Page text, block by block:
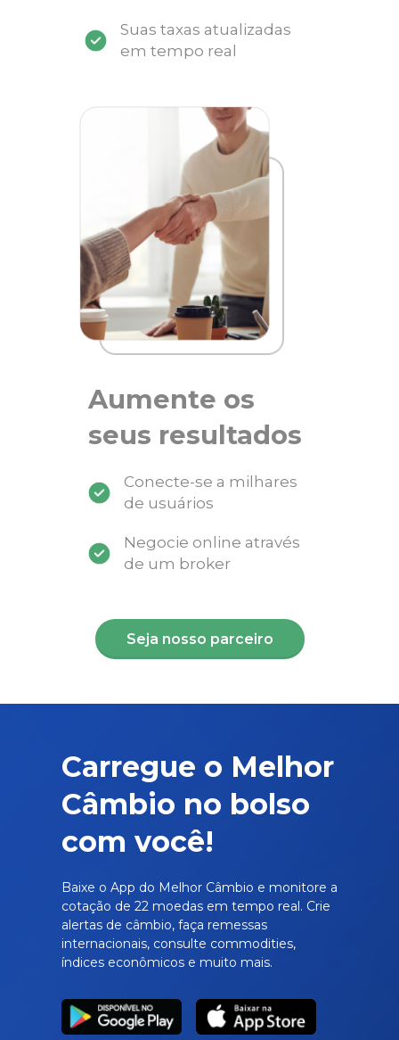
Suas taxas atualizadas
em tempo real
Aumente os
seus resultados
Conecte-se a milhares
de usuários
Negocie online através
de um broker
Seja nosso parceiro
Carregue o Melhor
Câmbio no bolso
com você!
Baixe o App do Melhor Câmbio e monitore a
cotação de 22 moedas em tempo real. Crie
alertas de câmbio, faça remessas
internacionais, consulte commodities,
índices econômicos e muito mais.